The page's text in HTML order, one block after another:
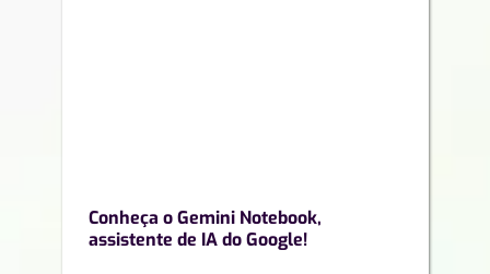
Conheça o Gemini Notebook,
assistente de IA do Google!